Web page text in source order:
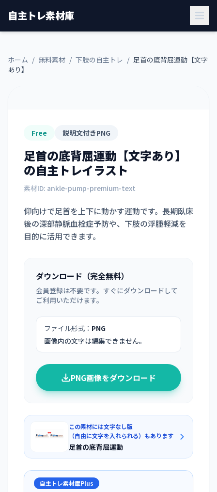
自主トレ素材庫
ホーム / 無料素材 / 下肢の自主トレ / 足首の底背屈運動【文字
あり】
Free 説明文付きPNG
足首の底背屈運動【文字あり】
の自主トレイラスト
素材ID: ankle-pump-premium-text
仰向けで足首を上下に動かす運動です。長期臥床
後の深部静脈血栓症予防や、下肢の浮腫軽減を
目的に活用できます。
ダウンロード（完全無料）
会員登録は不要です。すぐにダウンロードして
ご利用いただけます。
ファイル形式： PNG
画像内の文字は編集できません。
PNG画像をダウンロード
この素材には文字なし版
（自由に文字を入れられる）もあります
足首の底背屈運動
自主トレ素材庫Plus